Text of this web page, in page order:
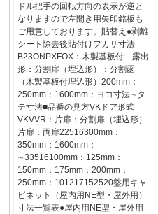
ドル把手の回転方向の表示が逆と
なりますので左開き用矢印銘板も
ご用意しております。貼替え●剥離
シート除去後貼付けフカサ寸法
B23ONPXFOX：木製基板付 露出
形：分割扉（埋込形）：分割函
（木製基板付埋込形）200mm：
250mm：1600mm：ヨコ寸法∼タ
テ寸法■品番の見方VKドア形式
VKVVR：片扉：分割扉（埋込形）
片扉：両扉22516300mm：
350mm：1600mm：
∼33516100mm：125mm：
150mm：175mm：200mm：
250mm：101217152520盤用キャ
ビネット（屋内用NE型・屋外用）
寸法一覧表●屋内用NE型・屋外用